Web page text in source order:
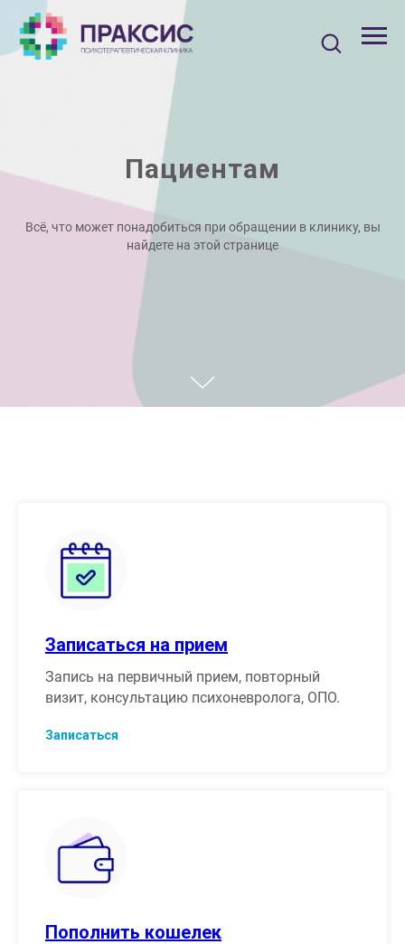
Пациентам
Всё, что может понадобиться при обращении в клинику, вы
найдете на этой странице
Записаться на прием
Запись на первичный прием, повторный
визит, консультацию психоневролога, ОПО.
Записаться
Пополнить кошелек